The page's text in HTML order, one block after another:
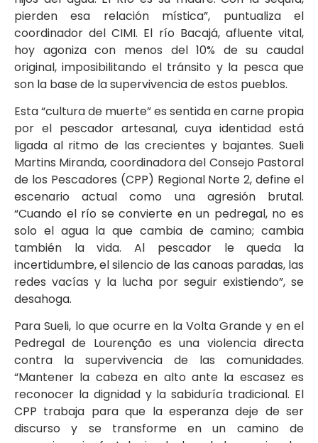
pierden esa relación mística”, puntualiza el
coordinador del CIMI. El río Bacajá, afluente vital,
hoy agoniza con menos del 10% de su caudal
original, imposibilitando el tránsito y la pesca que
son la base de la supervivencia de estos pueblos.
Esta “cultura de muerte” es sentida en carne propia
por el pescador artesanal, cuya identidad está
ligada al ritmo de las crecientes y bajantes. Sueli
Martins Miranda, coordinadora del Consejo Pastoral
de los Pescadores (CPP) Regional Norte 2, define el
escenario actual como una agresión brutal.
“Cuando el río se convierte en un pedregal, no es
solo el agua la que cambia de camino; cambia
también la vida. Al pescador le queda la
incertidumbre, el silencio de las canoas paradas, las
redes vacías y la lucha por seguir existiendo”, se
desahoga.
Para Sueli, lo que ocurre en la Volta Grande y en el
Pedregal de Lourenção es una violencia directa
contra la supervivencia de las comunidades.
“Mantener la cabeza en alto ante la escasez es
reconocer la dignidad y la sabiduría tradicional. El
CPP trabaja para que la esperanza deje de ser
discurso y se transforme en un camino de